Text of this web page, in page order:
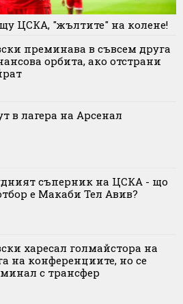
ЦСКА, "жълтите" на колене!
преминава в съвсем друга
орбита, ако отстрани
в лагера на Арсенал
съперник на ЦСКА - що
е Макаби Тел Авив?
харесал голмайстора на
на конференциите, но се
с трансфер